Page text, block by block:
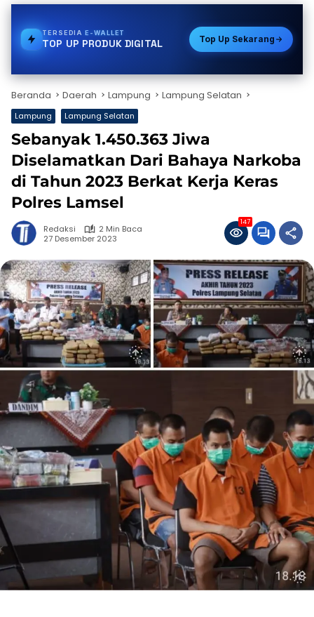
TERSEDIAVOUCHER GAME
TOP UP PRODUK DIGITAL Top Up Sekarang
Beranda Daerah Lampung Lampung Selatan
Lampung Lampung Selatan
Sebanyak 1.450.363 Jiwa
Diselamatkan Dari Bahaya Narkoba
di Tahun 2023 Berkat Kerja Keras
Polres Lamsel
Redaksi
2 Min Baca
27 Desember 2023
147